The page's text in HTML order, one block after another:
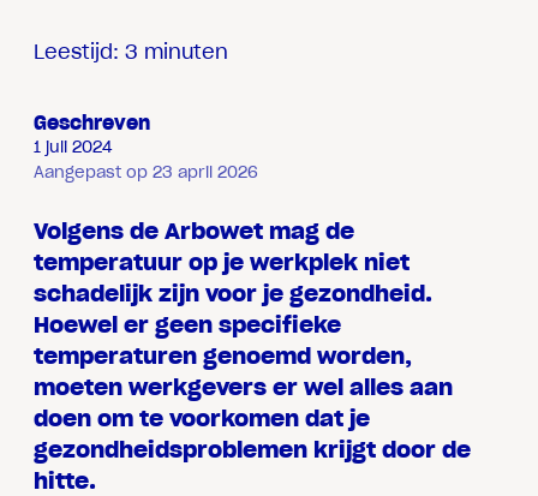
Leestijd: 3 minuten
Volgens de Arbowet mag de
temperatuur op je werkplek niet
schadelijk zijn voor je gezondheid.
Hoewel er geen specifieke
temperaturen genoemd worden,
moeten werkgevers er wel alles aan
doen om te voorkomen dat je
gezondheidsproblemen krijgt door de
hitte.
Geschreven
1 juli 2024
Aangepast op 23 april 2026